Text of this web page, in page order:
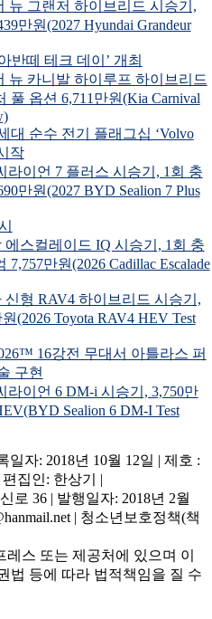
뉴 그랜저 하이브리드 시승기,
만원(2027 Hyundai Grandeur
반떼 테크 데이’ 개최
뉴 카니발 하이루프 하이브리드
풀 옵션 6,711만원(Kia Carnival
대 순수 전기 플래그십 ‘Volvo
작
이언 7 플러스 시승기, 1회 충
만원(2027 BYD Sealion 7 Plus
스컬레이드 IQ 시승기, 1회 충
7,757만원(2026 Cadillac Escalade
형 RAV4 하이브리드 시승기,
(2026 Toyota RAV4 HEV Test
16강전 무대서 아틀라스 퍼
구현
이언 6 DM-i 시승기, 3,750만
Sealion 6 DM-I Test
일자: 2018년 10월 12일 | 제호 :
집인: 한상기 |
로 36 | 발행일자: 2018년 2월
| 청소년보호정책(책
스 또는 제공처에 있으며 이
법 등에 따라 법적책임을 질 수